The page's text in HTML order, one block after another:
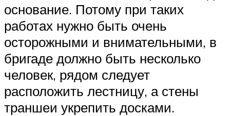
основание. Потому при таких
работах нужно быть очень
осторожными и внимательными, в
бригаде должно быть несколько
человек, рядом следует
расположить лестницу, а стены
траншеи укрепить досками.